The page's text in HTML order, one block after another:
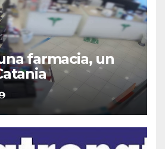
farmacia, un